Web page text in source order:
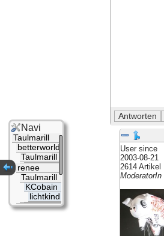
User since
2003-08-21
2614 Artikel
ModeratorIn
Navi
Taulmarill
betterworld
Taulmarill
renee
Taulmarill
KCobain
lichtkind